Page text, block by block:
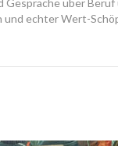
Gespräche über
echter Wert-